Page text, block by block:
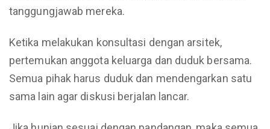
tanggungjawab mereka.
Ketika melakukan konsultasi dengan arsitek,
pertemukan anggota keluarga dan duduk bersama.
Semua pihak harus duduk dan mendengarkan satu
sama lain agar diskusi berjalan lancar.